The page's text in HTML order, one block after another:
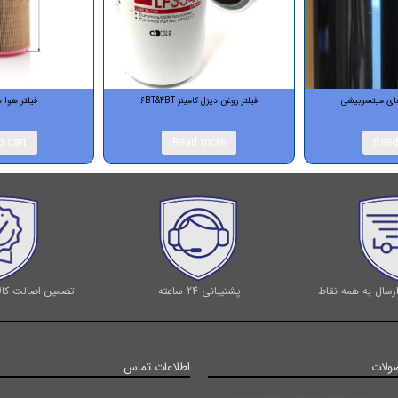
میتسوبیشی فیلتر روغن دیزل کامینز 6BT&4BT فیلتر هوا
به همه نقاط پشتیبانی 24 ساعته تضمین اصالت
اطلاعات تماس